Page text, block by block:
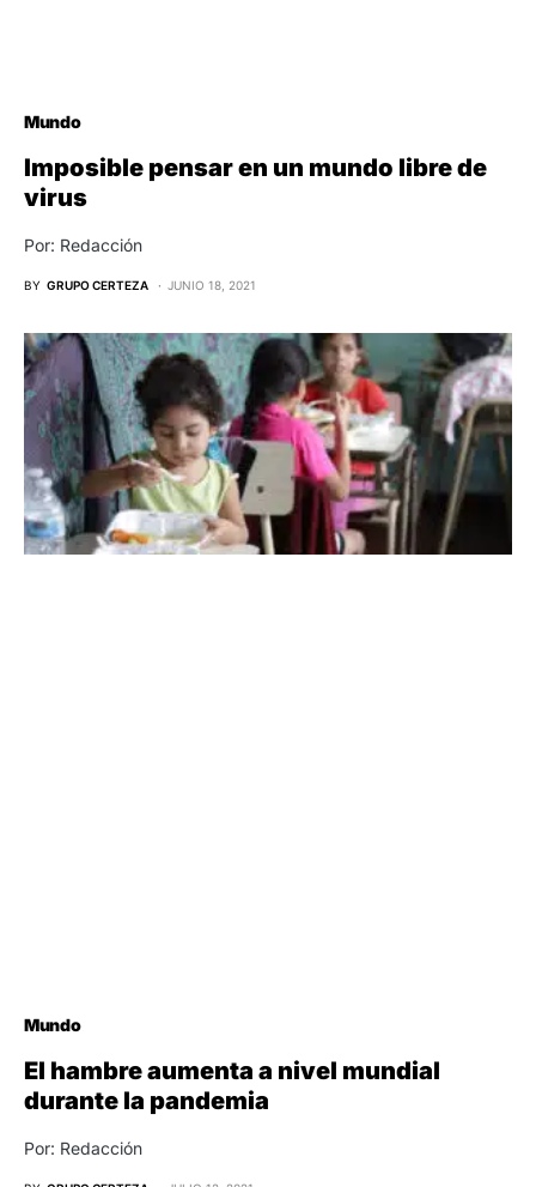
Mundo
Imposible pensar en un mundo libre de
virus
Por: Redacción
BY GRUPO CERTEZA JUNIO 18, 2021
Mundo
El hambre aumenta a nivel mundial
durante la pandemia
Por: Redacción